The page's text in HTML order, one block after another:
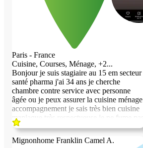
Paris - France
Cuisine, Courses, Ménage, +2...
Bonjour je suis stagiaire au 15 em secteur
santé pharma j'ai 34 ans je cherche
chambre contre service avec personne
âgée ou je peux assurer la cuisine ménage
accompagnement je sais très bien cuisine
maniaque très respectueuse je ne fume pas
pas d'alcool rien de tt
Mignonhome Franklin Camel A.